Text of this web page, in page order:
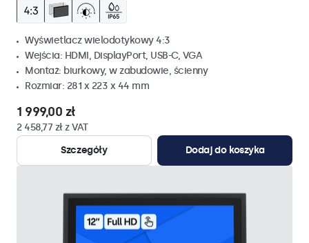
Wyświetlacz wielodotykowy 4:3
Wejścia: HDMI, DisplayPort, USB-C, VGA
Montaż: biurkowy, w zabudowie, ścienny
Rozmiar: 281 x 223 x 44 mm
1 999,00 zł
2 458,77 zł z VAT
Szczegóły
Dodaj do koszyka